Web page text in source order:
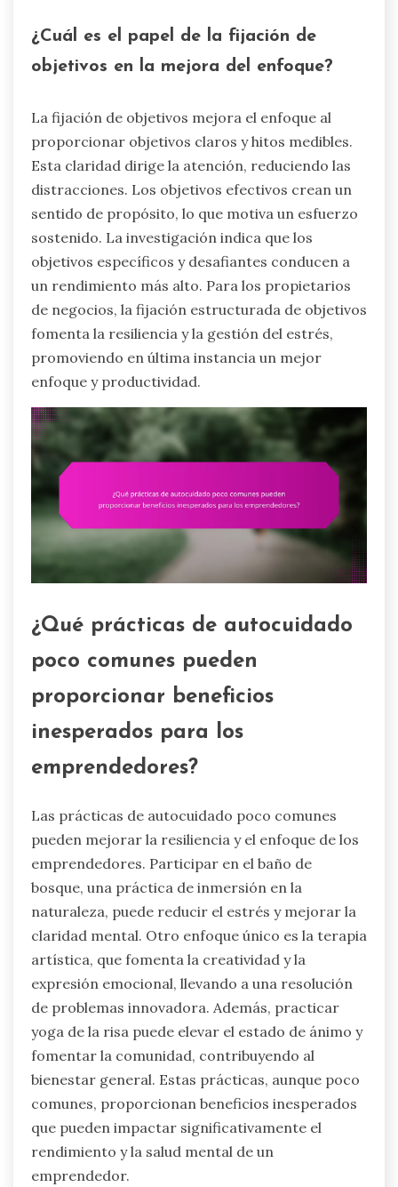
¿Cuál es el papel de la fijación de
objetivos en la mejora del enfoque?
La fijación de objetivos mejora el enfoque al
proporcionar objetivos claros y hitos medibles.
Esta claridad dirige la atención, reduciendo las
distracciones. Los objetivos efectivos crean un
sentido de propósito, lo que motiva un esfuerzo
sostenido. La investigación indica que los
objetivos específicos y desafiantes conducen a
un rendimiento más alto. Para los propietarios
de negocios, la fijación estructurada de objetivos
fomenta la resiliencia y la gestión del estrés,
promoviendo en última instancia un mejor
enfoque y productividad.
¿Qué prácticas de autocuidado
poco comunes pueden
proporcionar beneficios
inesperados para los
emprendedores?
Las prácticas de autocuidado poco comunes
pueden mejorar la resiliencia y el enfoque de los
emprendedores. Participar en el baño de
bosque, una práctica de inmersión en la
naturaleza, puede reducir el estrés y mejorar la
claridad mental. Otro enfoque único es la terapia
artística, que fomenta la creatividad y la
expresión emocional, llevando a una resolución
de problemas innovadora. Además, practicar
yoga de la risa puede elevar el estado de ánimo y
fomentar la comunidad, contribuyendo al
bienestar general. Estas prácticas, aunque poco
comunes, proporcionan beneficios inesperados
que pueden impactar significativamente el
rendimiento y la salud mental de un
emprendedor.